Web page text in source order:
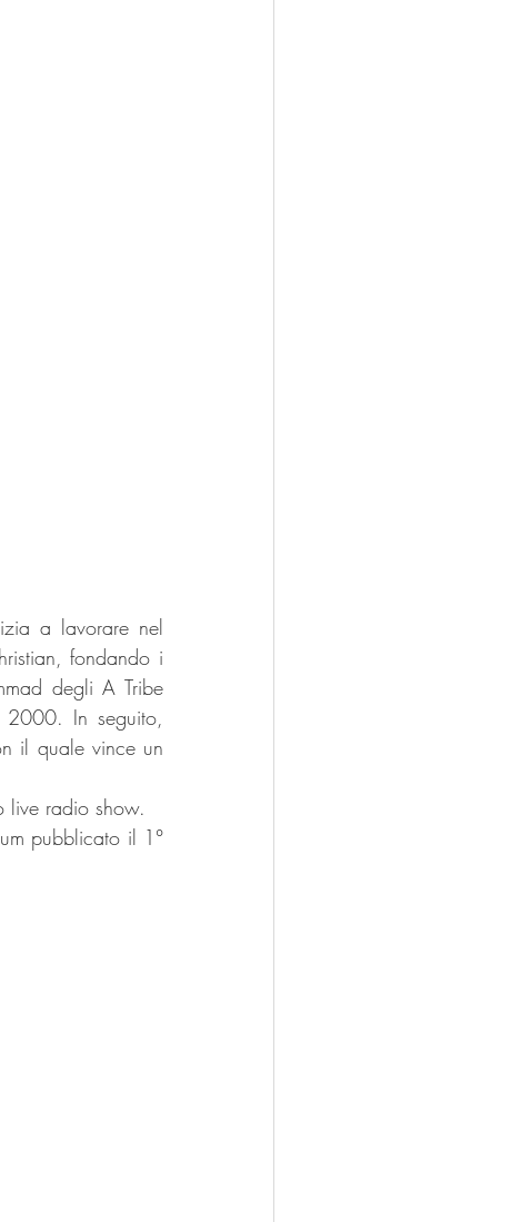
a lavorare nel
degli A Tribe
2000. In seguito,
il quale vince un
live radio show.
pubblicato il 1°